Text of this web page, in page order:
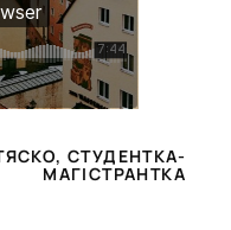
СТУДЕНТКА-
МАГІСТРАНТКА